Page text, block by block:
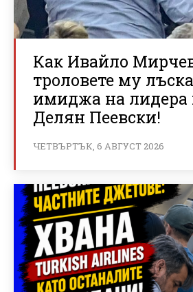
Как Ивайло
троловете му
имиджа на
Делян Пеевски!
ЧЕТВЪРТЪК, 6 АВГУСТ 2026